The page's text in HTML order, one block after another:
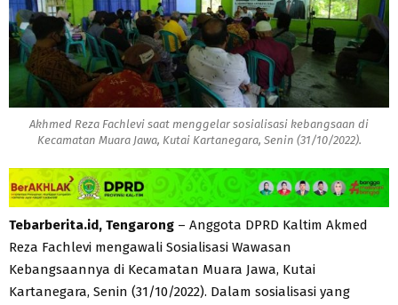
Akhmed Reza Fachlevi saat menggelar sosialisasi kebangsaan di
Kecamatan Muara Jawa, Kutai Kartanegara, Senin (31/10/2022).
Tebarberita.id, Tengarong – Anggota DPRD Kaltim Akmed
Reza Fachlevi mengawali Sosialisasi Wawasan
Kebangsaannya di Kecamatan Muara Jawa, Kutai
Kartanegara, Senin (31/10/2022). Dalam sosialisasi yang